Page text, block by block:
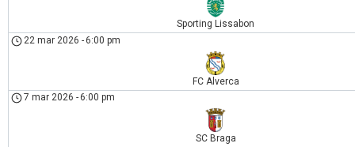
Sporting Lissabon
22 mar 2026 - 6:00 pm
FC Alverca
7 mar 2026 - 6:00 pm
SC Braga